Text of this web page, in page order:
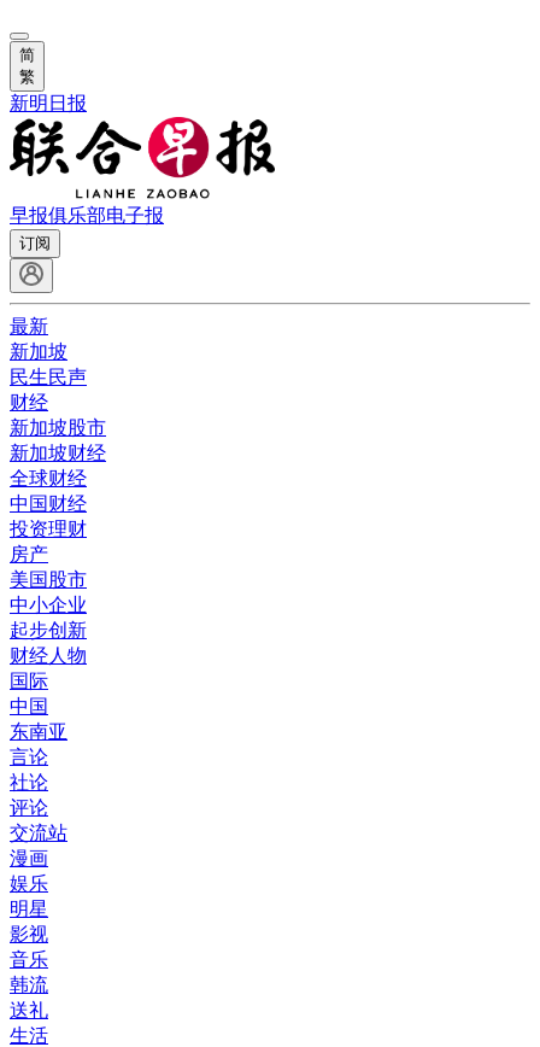
简
繁
新明日报
早报俱乐部电子报
订阅
最新
新加坡
民生民声
财经
新加坡股市
新加坡财经
全球财经
中国财经
投资理财
房产
美国股市
中小企业
起步创新
财经人物
国际
中国
东南亚
言论
社论
评论
交流站
漫画
娱乐
明星
影视
音乐
韩流
送礼
生活